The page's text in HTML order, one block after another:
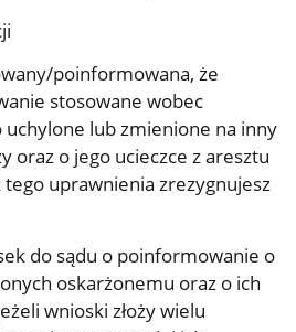
poinformowana, że
stosowane wobec
uchylone lub zmienione na inny
oraz o jego ucieczce z aresztu
tego uprawnienia zrezygnujesz
do sądu o poinformowanie o
oskarżonemu oraz o ich
wnioski złoży wielu